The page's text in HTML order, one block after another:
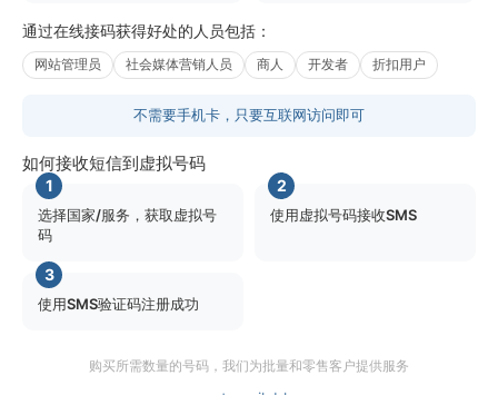
通过在线接码获得好处的人员包括：
网站管理员 社会媒体营销人员 商人 开发者 折扣用户
不需要手机卡，只要互联网访问即可
如何接收短信到虚拟号码
1
选择国家/服务，获取虚拟号
码
2
使用虚拟号码接收SMS
3
使用SMS验证码注册成功
购买所需数量的号码，我们为批量和零售客户提供服务